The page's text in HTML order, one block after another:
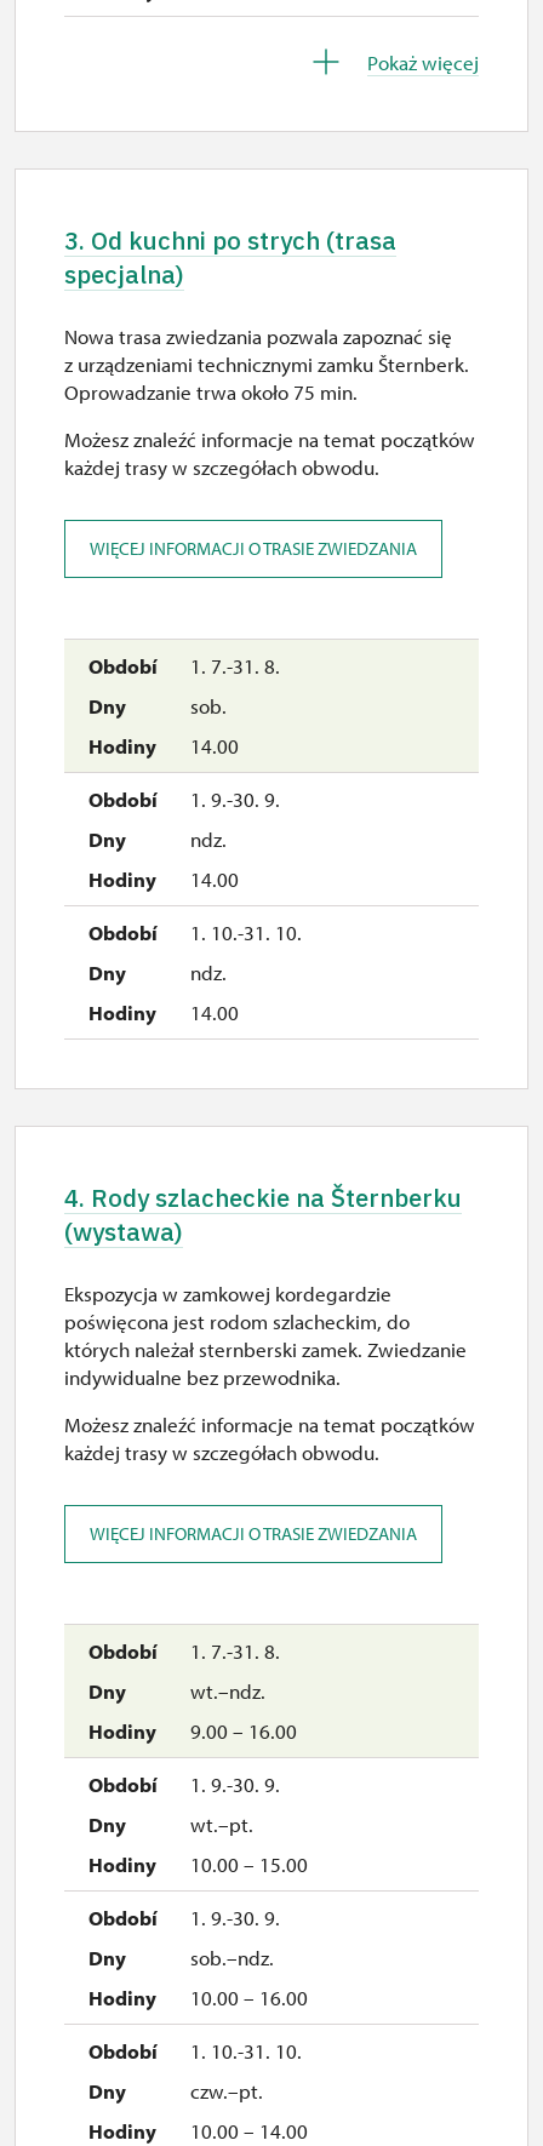
sob.
12. 12.
13. 12.
10.00 – 15.00
sob.
20. 12.
ndz.
10.00 – 15.00
26. 12.
sob.
10.00 – 15.00
27. 12.
ndz.
10.00 – 15.00
28. 12.
10.00 – 15.00
wt.
30. 12.
śr.
10.00 – 15.00
Pokaż więcej
3. Od kuchni po strych (trasa
specjalna)
1. 7.-31. 8.
sob.
14.00
1. 9.-30. 9.
ndz.
14.00
1. 10.-31. 10.
ndz.
14.00
Nowa trasa zwiedzania pozwala zapoznać się
z urządzeniami technicznymi zamku Šternberk.
Oprowadzanie trwa około 75 min.
Możesz znaleźć informacje na temat początków
każdej trasy w szczegółach obwodu.
WIĘCEJ INFORMACJI O TRASIE ZWIEDZANIA
4. Rody szlacheckie na Šternberku
(wystawa)
1. 7.-31. 8.
wt.–ndz.
9.00 – 16.00
1. 9.-30. 9.
wt.–pt.
10.00 – 15.00
1. 9.-30. 9.
sob.–ndz.
10.00 – 16.00
1. 10.-31. 10.
czw.–pt.
10.00 – 14.00
Ekspozycja w zamkowej kordegardzie
poświęcona jest rodom szlacheckim, do
których należał sternberski zamek. Zwiedzanie
indywidualne bez przewodnika.
Możesz znaleźć informacje na temat początków
każdej trasy w szczegółach obwodu.
WIĘCEJ INFORMACJI O TRASIE ZWIEDZANIA